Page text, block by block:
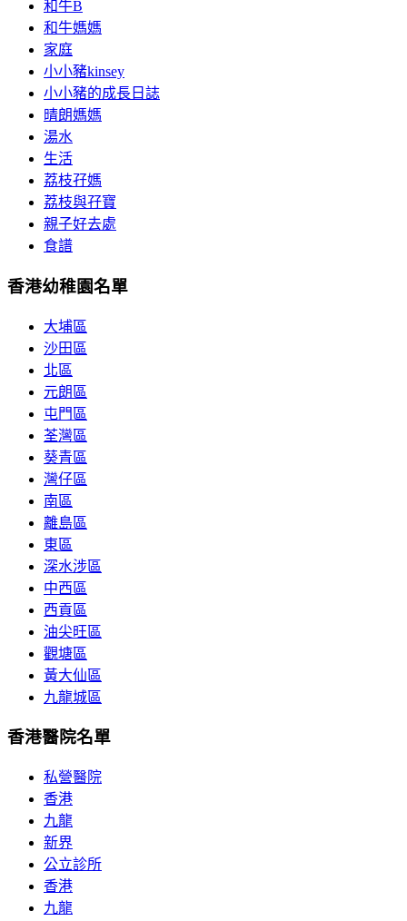
和牛B
和牛媽媽
家庭
小小豬kinsey
小小豬的成長日誌
晴朗媽媽
湯水
生活
荔枝孖媽
荔枝與孖寶
親子好去處
食譜
香港幼稚園名單
大埔區
沙田區
北區
元朗區
屯門區
荃灣區
葵青區
灣仔區
南區
離島區
東區
深水涉區
中西區
西貢區
油尖旺區
觀塘區
黃大仙區
九龍城區
香港醫院名單
私營醫院
香港
九龍
新界
公立診所
香港
九龍